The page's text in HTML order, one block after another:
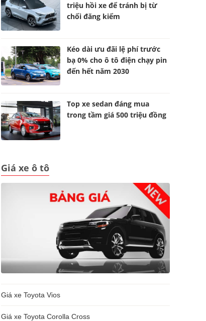
triệu hồi xe để tránh bị từ
chối đăng kiểm
Kéo dài ưu đãi lệ phí trước
bạ 0% cho ô tô điện chạy pin
đến hết năm 2030
Top xe sedan đáng mua
trong tầm giá 500 triệu đồng
Giá xe ô tô
Giá xe Toyota Vios
Giá xe Toyota Corolla Cross